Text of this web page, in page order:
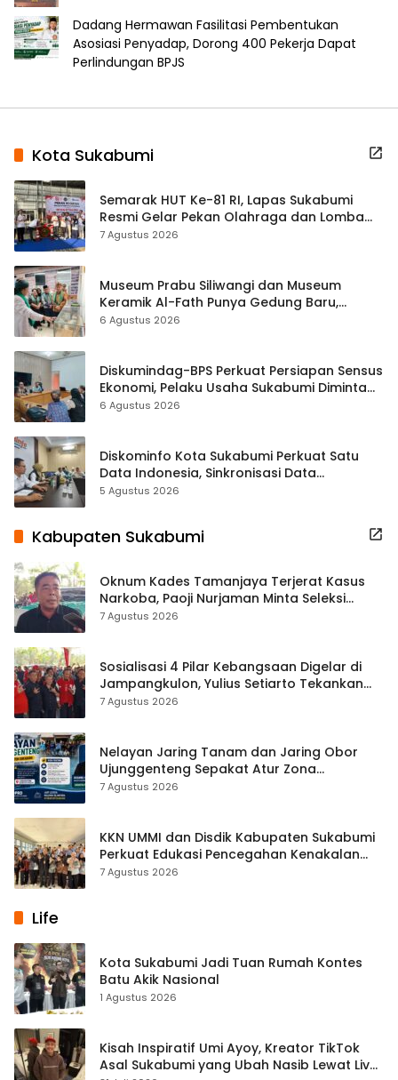
Dadang Hermawan Fasilitasi Pembentukan
Asosiasi Penyadap, Dorong 400 Pekerja Dapat
Perlindungan BPJS
Kota Sukabumi
Semarak HUT Ke-81 RI, Lapas Sukabumi
Resmi Gelar Pekan Olahraga dan Lomba
Tradisional
7 Agustus 2026
Museum Prabu Siliwangi dan Museum
Keramik Al-Fath Punya Gedung Baru,
Hampir 500 Koleksi Dipisahkan
6 Agustus 2026
Diskumindag-BPS Perkuat Persiapan Sensus
Ekonomi, Pelaku Usaha Sukabumi Diminta
Terbuka Beri Data
6 Agustus 2026
Diskominfo Kota Sukabumi Perkuat Satu
Data Indonesia, Sinkronisasi Data
Kewilayahan Dikebut
5 Agustus 2026
Kabupaten Sukabumi
Oknum Kades Tamanjaya Terjerat Kasus
Narkoba, Paoji Nurjaman Minta Seleksi
Calon Kades Diperketat
7 Agustus 2026
Sosialisasi 4 Pilar Kebangsaan Digelar di
Jampangkulon, Yulius Setiarto Tekankan
Pentingnya Persatuan
7 Agustus 2026
Nelayan Jaring Tanam dan Jaring Obor
Ujunggenteng Sepakat Atur Zona
Penangkapan
7 Agustus 2026
KKN UMMI dan Disdik Kabupaten Sukabumi
Perkuat Edukasi Pencegahan Kenakalan
Remaja di SMPN 2 Tegalbuleud
7 Agustus 2026
Life
Kota Sukabumi Jadi Tuan Rumah Kontes
Batu Akik Nasional
1 Agustus 2026
Kisah Inspiratif Umi Ayoy, Kreator TikTok
Asal Sukabumi yang Ubah Nasib Lewat Live